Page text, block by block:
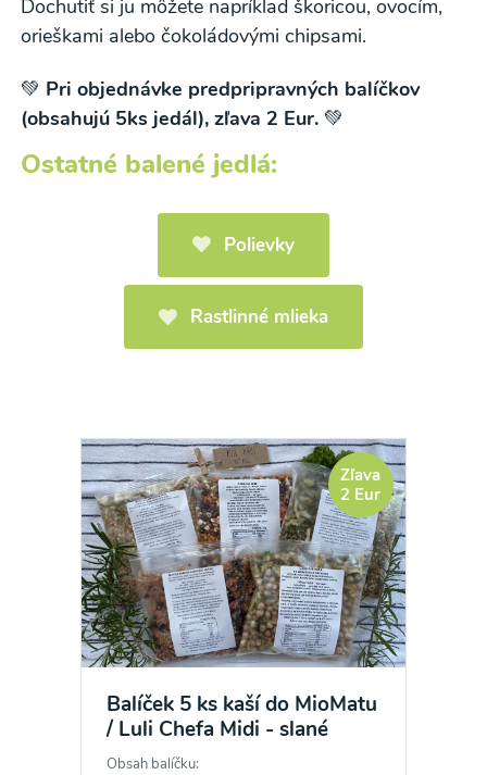
Dochutiť si ju môžete napríklad škoricou, ovocím,
orieškami alebo čokoládovými chipsami.
💚 Pri objednávke predpripravných balíčkov
(obsahujú 5ks jedál), zľava 2 Eur. 💚
Ostatné balené jedlá:
Polievky
Rastlinné mlieka
Zľava
2 Eur
Balíček 5 ks kaší do MioMatu
/ Luli Chefa Midi - slané
Obsah balíčku: